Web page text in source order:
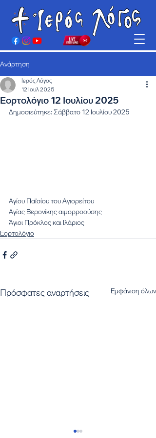
Ανάρτηση
Εορτολόγιο 12 Ιουλίου 2025
Ιερός Λόγος
12 Ιουλ 2025
Δημοσιεύτηκε: Σάββατο 12 Ιουλίου 2025
Αγίου Παϊσίου του Αγιορείτου
Αγίας Βερονίκης αιμορροούσης
Άγιοι Πρόκλος και Ιλάριος
Εορτολόγιο
Πρόσφατες αναρτήσεις Εμφάνιση όλων